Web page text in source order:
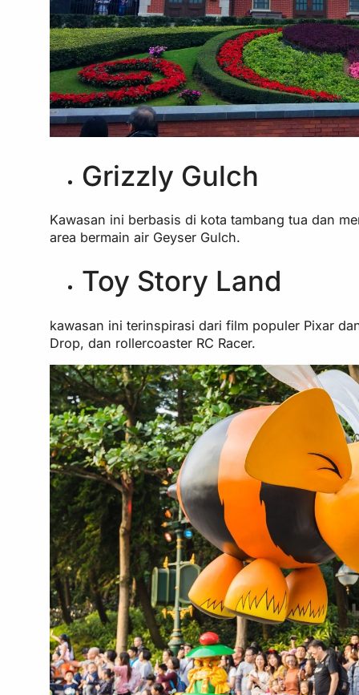
Grizzly Gulch
Kawasan ini berbasis di kota tambang tua dan
area bermain air Geyser Gulch.
Toy Story Land
kawasan ini terinspirasi dari film populer Pixar
Drop, dan rollercoaster RC Racer.